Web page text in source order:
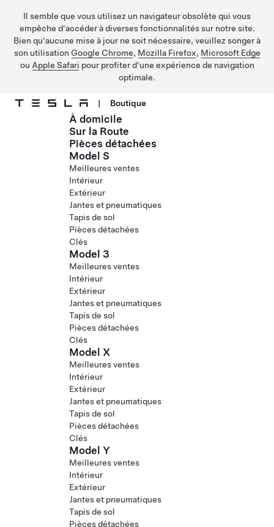
Il semble que vous utilisez un navigateur obsolète qui vous
empêche d'accéder à diverses fonctionnalités sur notre site.
Bien qu'aucune mise à jour ne soit nécessaire, veuillez songer à
son utilisation Google Chrome, Mozilla Firefox, Microsoft Edge
ou Apple Safari pour profiter d'une expérience de navigation
optimale.
Passer au contenu principal
| Boutique
À domicile
Sur la Route
Pièces détachées
Model S
Meilleures ventes
Intérieur
Extérieur
Jantes et pneumatiques
Tapis de sol
Pièces détachées
Clés
Model 3
Meilleures ventes
Intérieur
Extérieur
Jantes et pneumatiques
Tapis de sol
Pièces détachées
Clés
Model X
Meilleures ventes
Intérieur
Extérieur
Jantes et pneumatiques
Tapis de sol
Pièces détachées
Clés
Model Y
Meilleures ventes
Intérieur
Extérieur
Jantes et pneumatiques
Tapis de sol
Pièces détachées